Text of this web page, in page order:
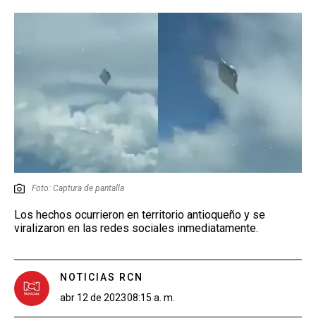
Foto: Captura de pantalla
Los hechos ocurrieron en territorio antioqueño y se
viralizaron en las redes sociales inmediatamente.
NOTICIAS RCN
abr 12 de 202308:15 a. m.